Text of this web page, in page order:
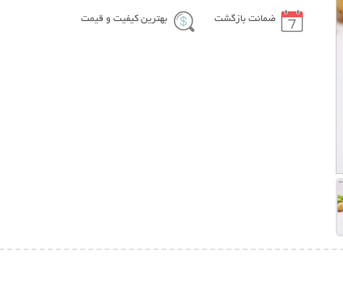
ضمانت بازگشت بهترین کیفیت و قیمت